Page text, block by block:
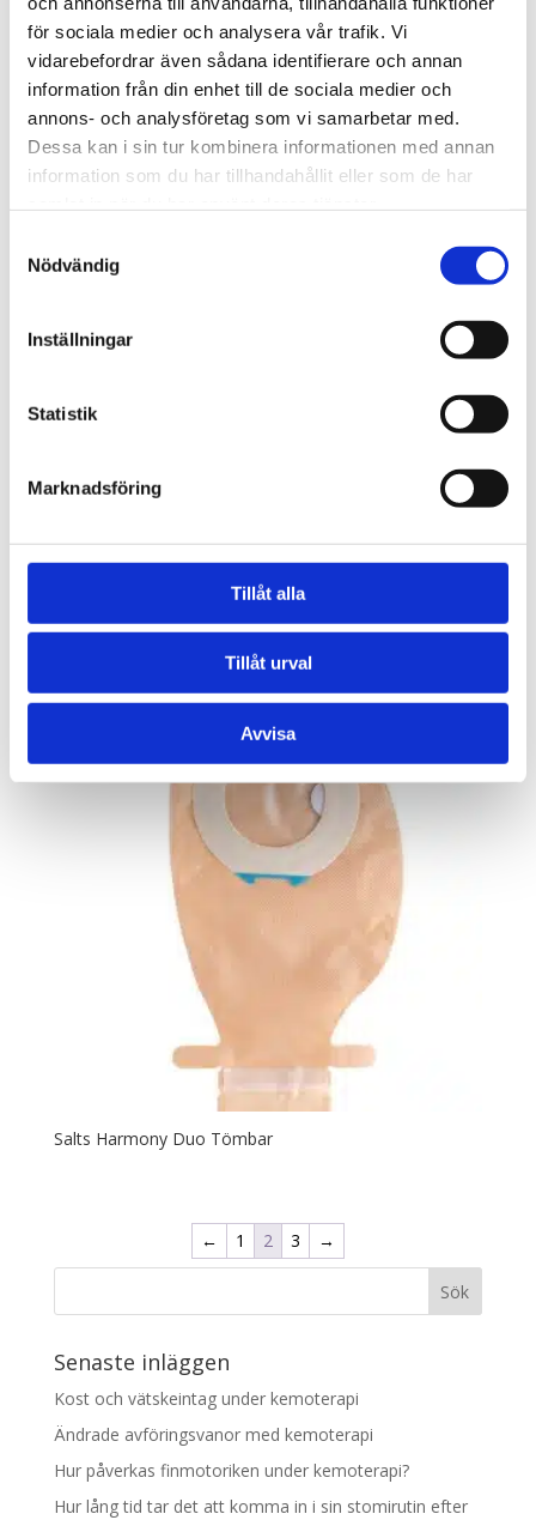
för sociala medier och analysera vår trafik. Vi
vidarebefordrar även sådana identifierare och annan
information från din enhet till de sociala medier och
annons- och analysföretag som vi samarbetar med.
Dessa kan i sin tur kombinera informationen med annan
information som du har tillhandahållit eller som de har
Nödvändig
Inställningar
Statistik
Marknadsföring
Tillåt alla
Tillåt urval
Avvisa
Salts Harmony Duo Platta Convex
Salts Harmony Duo Tömbar
← 1 2 3 →
Senaste inläggen
Kost och vätskeintag under kemoterapi
Ändrade avföringsvanor med kemoterapi
Hur påverkas finmotoriken under kemoterapi?
Hur lång tid tar det att komma in i sin stomirutin efter